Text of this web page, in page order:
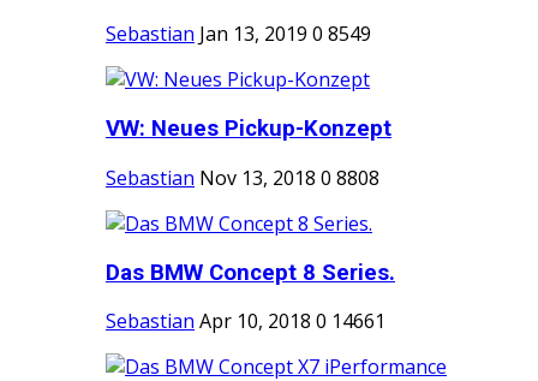
Sebastian Jan 13, 2019 0 8549
VW: Neues Pickup-Konzept
Sebastian Nov 13, 2018 0 8808
Das BMW Concept 8 Series.
Sebastian Apr 10, 2018 0 14661